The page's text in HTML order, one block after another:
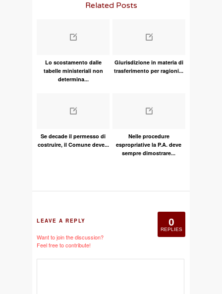
Related Posts
Lo scostamento dalle
tabelle ministeriali non
determina...
Giurisdizione in materia di
trasferimento per ragioni...
Se decade il permesso di
costruire, il Comune deve...
Nelle procedure
espropriative la P.A. deve
sempre dimostrare...
0
REPLIES
LEAVE A REPLY
Want to join the discussion?
Feel free to contribute!